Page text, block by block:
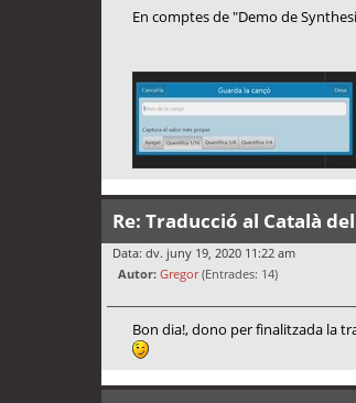
En comptes de "Demo de
Re: Traducció al Català
Data: dv. juny 19, 2020 11:22 am
Autor: Gregor(Entrades: 14)
Bon dia!, dono per finalitzada la